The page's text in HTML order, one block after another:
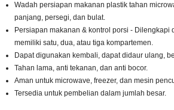
Wadah persiapan makanan plastik tahan
panjang, persegi, dan bulat.
Persiapan makanan & kontrol porsi - Dilengkapi
memiliki satu, dua, atau tiga kompartemen.
Dapat digunakan kembali, dapat didaur ulang,
Tahan lama, anti tekanan, dan anti bocor.
Aman untuk microwave, freezer, dan mesin
Tersedia untuk pembelian dalam jumlah besar.